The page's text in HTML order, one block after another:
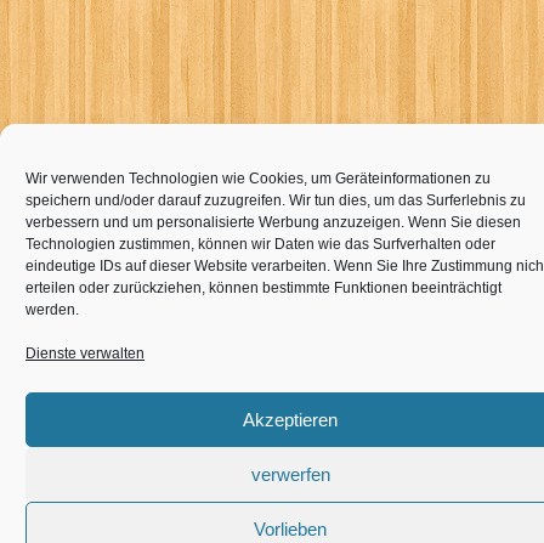
Wir verwenden Technologien wie Cookies, um Geräteinformationen zu
speichern und/oder darauf zuzugreifen. Wir tun dies, um das Surferlebnis zu
verbessern und um personalisierte Werbung anzuzeigen. Wenn Sie diesen
Technologien zustimmen, können wir Daten wie das Surfverhalten oder
eindeutige IDs auf dieser Website verarbeiten. Wenn Sie Ihre Zustimmung
erteilen oder zurückziehen, können bestimmte Funktionen beeinträchtigt
werden.
Dienste verwalten
Akzeptieren
verwerfen
Vorlieben